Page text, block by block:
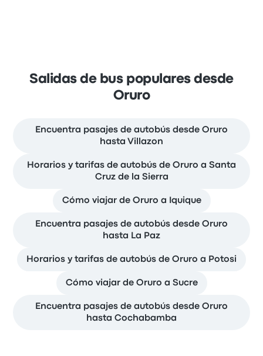
Salidas de bus populares desde
Oruro
Encuentra pasajes de autobús desde Oruro
hasta Villazon
Horarios y tarifas de autobús de Oruro a Santa
Cruz de la Sierra
Cómo viajar de Oruro a Iquique
Encuentra pasajes de autobús desde Oruro
hasta La Paz
Horarios y tarifas de autobús de Oruro a Potosi
Cómo viajar de Oruro a Sucre
Encuentra pasajes de autobús desde Oruro
hasta Cochabamba